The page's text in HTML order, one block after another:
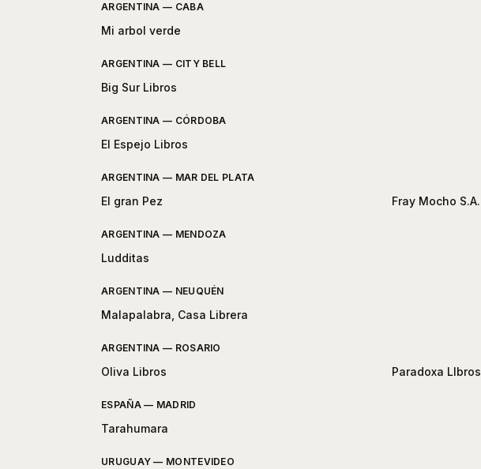
ARGENTINA — CABA
Mi arbol verde
ARGENTINA — CITY BELL
Big Sur Libros
ARGENTINA — CÓRDOBA
El Espejo Libros
ARGENTINA — MAR DEL PLATA
El gran Pez Fray Mocho S.A.
ARGENTINA — MENDOZA
Ludditas
ARGENTINA — NEUQUÉN
Malapalabra, Casa Librera
ARGENTINA — ROSARIO
Oliva Libros Paradoxa LIbros
ESPAÑA — MADRID
Tarahumara
URUGUAY — MONTEVIDEO